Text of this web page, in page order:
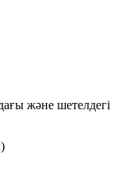
және шетелдегі